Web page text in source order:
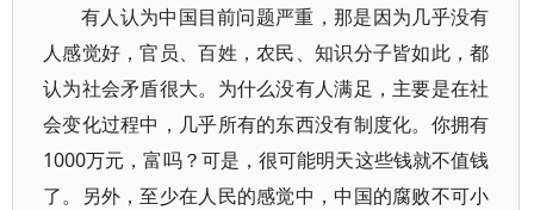
有人认为中国目前问题严重，那是因为几乎没有
人感觉好，官员、百姓，农民、知识分子皆如此，都
认为社会矛盾很大。为什么没有人满足，主要是在社
会变化过程中，几乎所有的东西没有制度化。你拥有
1000万元，富吗？可是，很可能明天这些钱就不值钱
了。另外，至少在人民的感觉中，中国的腐败不可小